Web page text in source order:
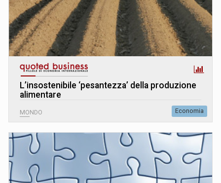
L’insostenibile ‘pesantezza’ della produzione
alimentare
MONDO Economia